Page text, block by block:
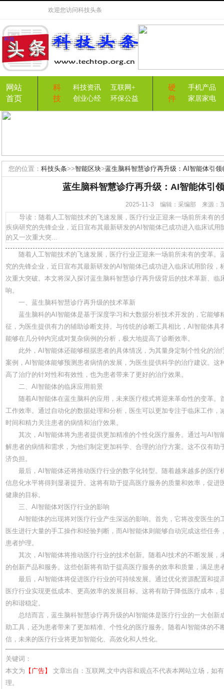
欢迎您访问科技头条
网站
首页
科
技
科技资讯
互联网+
创业心经
环保公益
硬
件
手机产品
家居家电
您的位置： 科技头条>>智能区块>蓝生脑科智慧诊疗再升级：AI智能体引领
蓝生脑科智慧诊疗再升级：AI智能体引
2025-11-3 编辑：采编部 来源
导读：随着人工智能技术的飞速发展，医疗行业正迎来一场前所未有的
疾病研究的先锋企业，近日宣布其最新研发的AI智能体已成功进入临床试用
的又一次重大突...
随着人工智能技术的飞速发展，医疗行业正迎来一场前所未有的变革。
究的先锋企业，近日宣布其最新研发的AI智能体已成功进入临床试用阶段，
次重大突破。本文将深入探讨蓝生脑科智慧诊疗再升级背后的技术革新、临
响。
一、蓝生脑科智慧诊疗再升级的技术革新
蓝生脑科的AI智能体是基于深度学习和大数据分析技术开发的，它能够
征，为医生提供有力的辅助诊断支持。与传统的诊断工具相比，AI智能体具
能够在几分钟内完成对复杂病例的分析，极大地提高了诊断效率。
此外，AI智能体还能够根据患者的具体情况，为其量身定制个性化的治
案例，AI智能体能够预测患者病情的发展，为医生提供科学的治疗建议。这
高了治疗的针对性和有效性，也为患者带来了更好的治疗效果。
二、AI智能体的临床应用前景
随着AI智能体在蓝生脑科的应用，未来医疗模式将迎来革命性的变革。
工作效率。通过自动化的数据处理和分析，医生可以更加专注于临床工作，
时间和精力关注患者的病情和治疗效果。
其次，AI智能体将为患者提供更加精准的个性化医疗服务。通过与AI智
解患者的病情和需求，为他们制定更加科学、合理的治疗方案。这不仅有助
济负担。
最后，AI智能体还将推动医疗行业的数字化转型。随着越来越多的医疗
信息化水平将得到显著提升。这将有助于提高医疗服务的质量和效率，促进
健康的目标。
三、AI智能体对医疗行业的影响
AI智能体的出现将对医疗行业产生深远的影响。首先，它将改变医生的
医生进行大量的手工操作和经验判断，而AI智能体则能够自动完成这些任务
患者护理。
其次，AI智能体将推动医疗行业的技术创新。随着AI技术的不断发展，
的创新产品和服务。这些创新将有助于提高医疗服务的效率和质量，满足患
最后，AI智能体将促进医疗行业的可持续发展。通过优化资源配置和提
医疗行业实现更低成本、更高效率的发展目标。这将有助于降低医疗成本，
的和谐稳定。
总结而言，蓝生脑科智慧诊疗再升级的AI智能体是医疗行业的一大创新
助工具，还为患者带来了更加精准、个性化的医疗服务。随着AI智能体的不
信，未来的医疗行业将更加智能化、高效化和人性化。
关键词：
本文为 【广告】
文章出自：互联网,文中内容和观点不代表本网站立场，如
理。